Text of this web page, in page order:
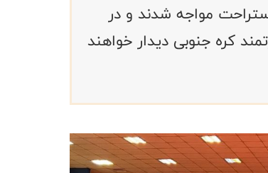
مواجه شدند و در
کره جنوبی دیدار خواهند